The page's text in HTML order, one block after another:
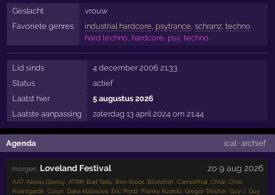
Geslacht
vrouw
Favoriete genres
industrial hardcore, psytrance, schranz, techno
hard techno, hardcore, psy, techno
Lid sinds
4 december 2006 21:33
Status
actief
Laatst hier
5 augustus 2026
Laatste aanpassing
zaterdag 13 april 2024 om 21:44
Agenda ical· archief
morgen: Loveland Festival zo 9 aug 2026
AAT,Alexia Glensy ,ATRIP, Bart Skils Ben Klock Blond:ish ,CamelPhat ,Chlär ,Chris
Avantgarde ,Colyn Daria Kolosova Eric Prydz Franky Rizardo ,Gregor Tresher ,Guy J ,Guy